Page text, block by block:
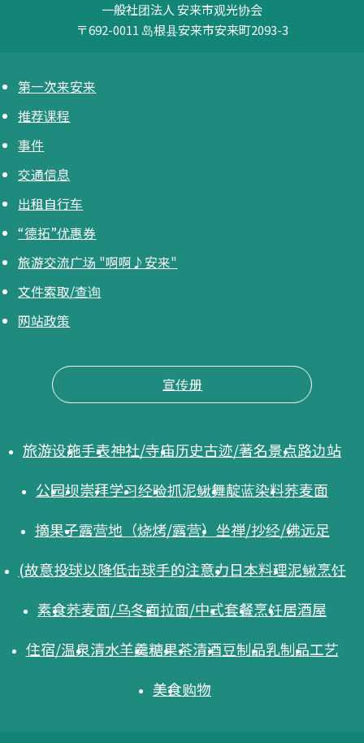
一般社团法人 安来市观光协会
〒692-0011 岛根县安来市安来町2093-3
第一次来安来
推荐课程
事件
交通信息
出租自行车
“德拓”优惠券
旅游交流广场 "啊啊♪安来"
文件索取/查询
网站政策
宣传册
旅游设施手表神社/寺庙历史古迹/著名景点路边站
公园坝崇拜学习经验抓泥鳅舞靛蓝染料荞麦面
摘果子露营地（烧烤/露营） 坐禅/抄经/佛远足
(故意投球以降低击球手的注意力日本料理泥鳅烹饪
素食荞麦面/乌冬面拉面/中式套餐烹饪居酒屋
住宿/温泉清水羊羹糖果茶清酒豆制品乳制品工艺
美食购物